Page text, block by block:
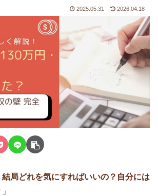
2025.05.31 2026.04.18
局どれを気にすればいいの？自分には
」